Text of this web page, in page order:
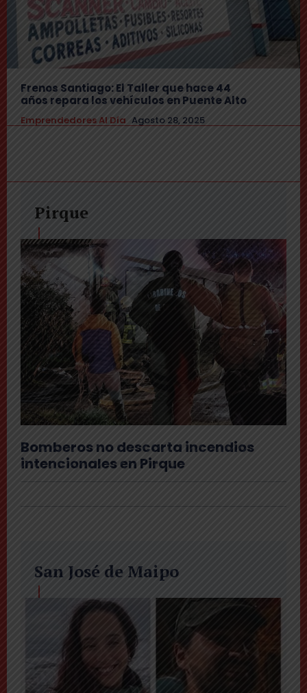
Frenos Santiago: El Taller que hace 44
años repara los vehículos en Puente Alto
Emprendedores Al Día Agosto 28, 2025
Pirque
Bomberos no descarta incendios
intencionales en Pirque
San José de Maipo